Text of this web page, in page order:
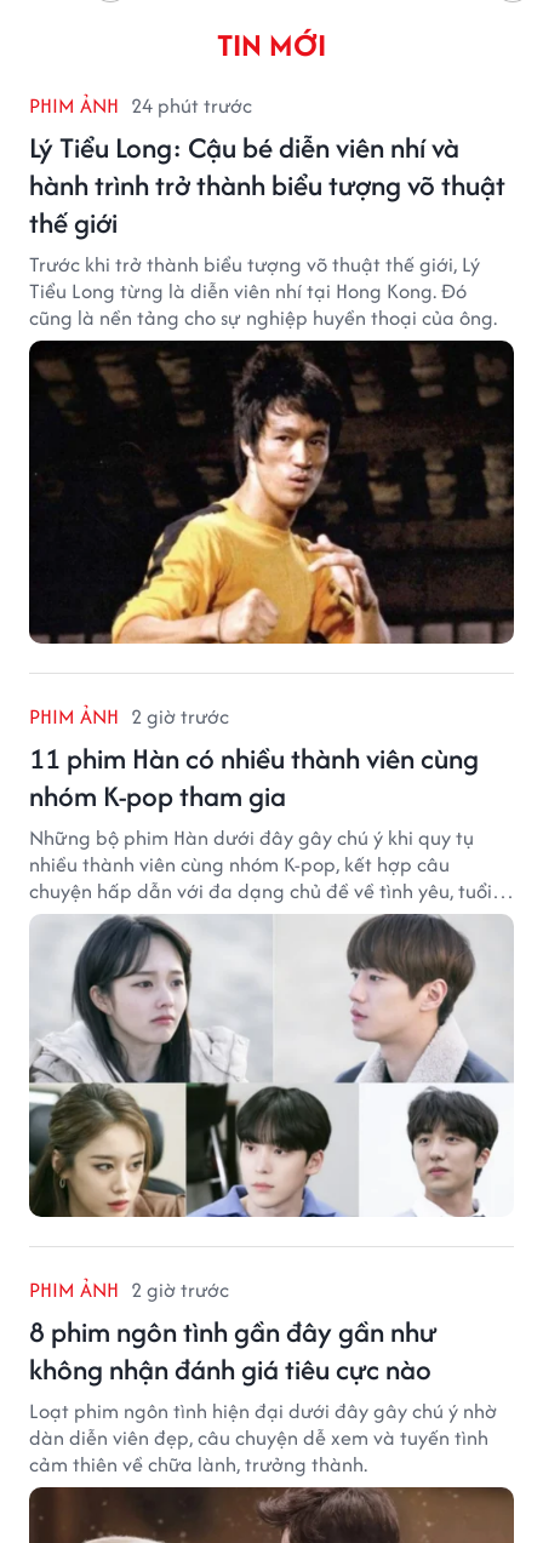
TIN MỚI
PHIM ẢNH 24 phút trước
Lý Tiểu Long: Cậu bé diễn viên nhí và
hành trình trở thành biểu tượng võ thuật
thế giới
Trước khi trở thành biểu tượng võ thuật thế giới, Lý
Tiểu Long từng là diễn viên nhí tại Hong Kong. Đó
cũng là nền tảng cho sự nghiệp huyền thoại của ông.
PHIM ẢNH 2 giờ trước
11 phim Hàn có nhiều thành viên cùng
nhóm K-pop tham gia
Những bộ phim Hàn dưới đây gây chú ý khi quy tụ
nhiều thành viên cùng nhóm K-pop, kết hợp câu
chuyện hấp dẫn với đa dạng chủ đề về tình yêu, tuổi
trẻ và ước mơ.
PHIM ẢNH 2 giờ trước
8 phim ngôn tình gần đây gần như
không nhận đánh giá tiêu cực nào
Loạt phim ngôn tình hiện đại dưới đây gây chú ý nhờ
dàn diễn viên đẹp, câu chuyện dễ xem và tuyến tình
cảm thiên về chữa lành, trưởng thành.